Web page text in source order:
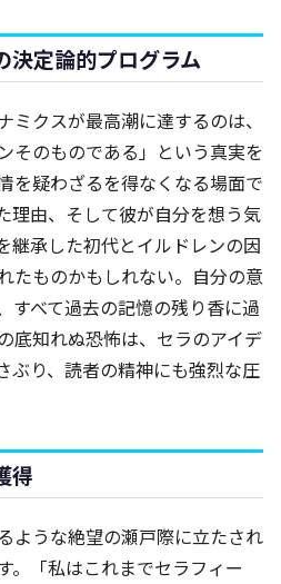
決定論的プログラム
クスが最高潮に達するのは、
そのものである」という真実を
を疑わざるを得なくなる場面で
理由、そして彼が自分を想う気
継承した初代とイルドレンの因
たものかもしれない。自分の意
すべて過去の記憶の残り香に過
底知れぬ恐怖は、セラのアイデ
ぶり、読者の精神にも強烈な圧
得
ような絶望の瀬戸際に立たされ
。「私はこれまでセラフィー